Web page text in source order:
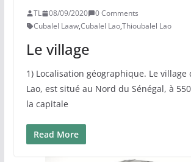
TL 08/09/2020
0 Comments
Cubalel Laaw,Cubalel Lao,Thioubalel Lao
Le village
1) Localisation géographique. Le village
Lao, est situé au Nord du Sénégal, à
la capitale
Read More